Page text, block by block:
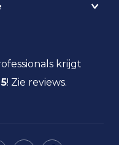
krijgt
5! Zie reviews.